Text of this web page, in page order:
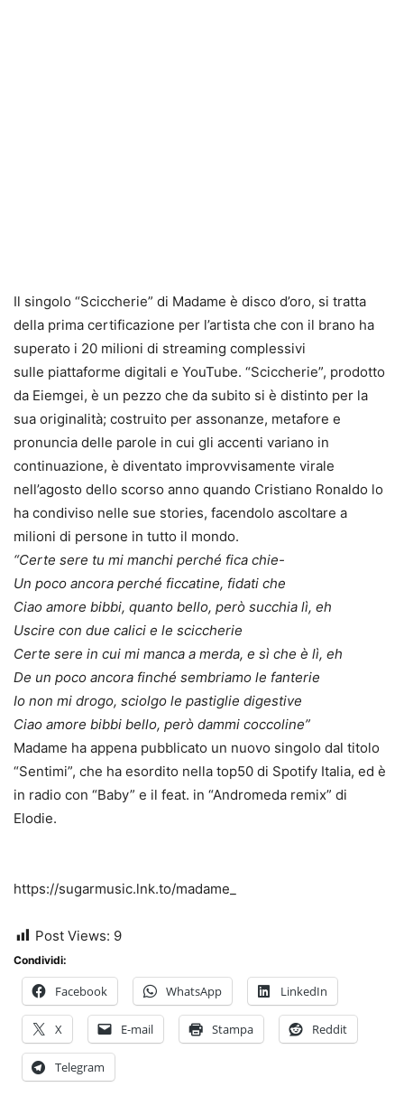
Il singolo “Sciccherie” di Madame è disco d’oro, si tratta
della prima certificazione per l’artista che con il brano ha
superato i 20 milioni di streaming complessivi
sulle piattaforme digitali e YouTube. “Sciccherie”, prodotto
da Eiemgei, è un pezzo che da subito si è distinto per la
sua originalità; costruito per assonanze, metafore e
pronuncia delle parole in cui gli accenti variano in
continuazione, è diventato improvvisamente virale
nell’agosto dello scorso anno quando Cristiano Ronaldo lo
ha condiviso nelle sue stories, facendolo ascoltare a
milioni di persone in tutto il mondo.
“Certe sere tu mi manchi perché fica chie-
Un poco ancora perché ficcatine, fidati che
Ciao amore bibbi, quanto bello, però succhia lì, eh
Uscire con due calici e le sciccherie
Certe sere in cui mi manca a merda, e sì che è lì, eh
De un poco ancora finché sembriamo le fanterie
Io non mi drogo, sciolgo le pastiglie digestive
Ciao amore bibbi bello, però dammi coccoline”
Madame ha appena pubblicato un nuovo singolo dal titolo
“Sentimi”, che ha esordito nella top50 di Spotify Italia, ed è
in radio con “Baby” e il feat. in “Andromeda remix” di
Elodie.
https://sugarmusic.lnk.to/madame_
Post Views: 9
Condividi:
Facebook WhatsApp LinkedIn
X E-mail Stampa Reddit
Telegram